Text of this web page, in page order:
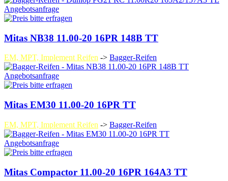
Angebotsanfrage
Mitas NB38 11.00-20 16PR 148B TT
EM, MPT, Implement Reifen -> Bagger-Reifen
Angebotsanfrage
Mitas EM30 11.00-20 16PR TT
EM, MPT, Implement Reifen -> Bagger-Reifen
Angebotsanfrage
Mitas Compactor 11.00-20 16PR 164A3 TT